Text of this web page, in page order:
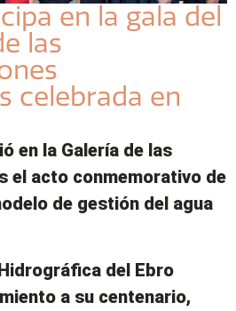
en la gala del
las
celebrada en
en la Galería de las
el acto conmemorativo de
de gestión del agua
del Ebro
a su centenario,